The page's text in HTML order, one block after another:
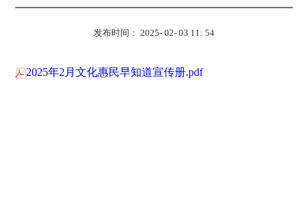
发布时间： 2025- 02- 03 11: 54
2025年2月文化惠民早知道宣传册.pdf